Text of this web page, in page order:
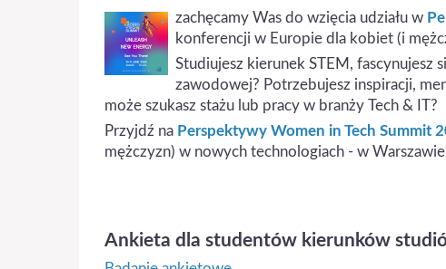
zachęcamy Was do wzięcia udziału w
konferencji w Europie dla kobiet (i
Studiujesz kierunek STEM, fascynujesz
zawodowej? Potrzebujesz inspiracji,
może szukasz stażu lub pracy w branży Tech & IT?
Przyjdź na Perspektywy Women in Tech Summit
mężczyzn) w nowych technologiach - w
Ankieta dla studentów kierunków